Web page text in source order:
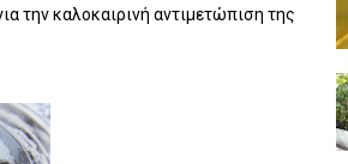
την καλοκαιρινή αντιμετώπιση της